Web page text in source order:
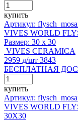
купить
Артикул:
VIVES WORLD
Размер: 30 x 30
VIVES CERAMICA
2959 д/шт 3843
БЕСПЛАТНАЯ
купить
Артикул:
VIVES WORLD
30X30